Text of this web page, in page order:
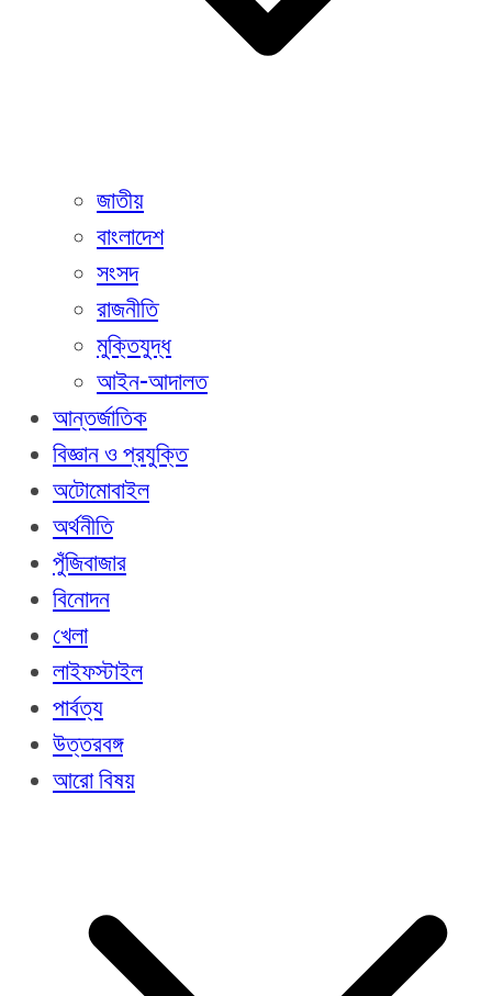
জাতীয়
বাংলাদেশ
সংসদ
রাজনীতি
মুক্তিযুদ্ধ
আইন-আদালত
আন্তর্জাতিক
বিজ্ঞান ও প্রযুক্তি
অটোমোবাইল
অর্থনীতি
পুঁজিবাজার
বিনোদন
খেলা
লাইফস্টাইল
পার্বত্য
উত্তরবঙ্গ
আরো বিষয়